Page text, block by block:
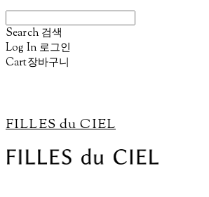
Search 검색
Log In 로그인
Cart장바구니
FILLES du CIEL